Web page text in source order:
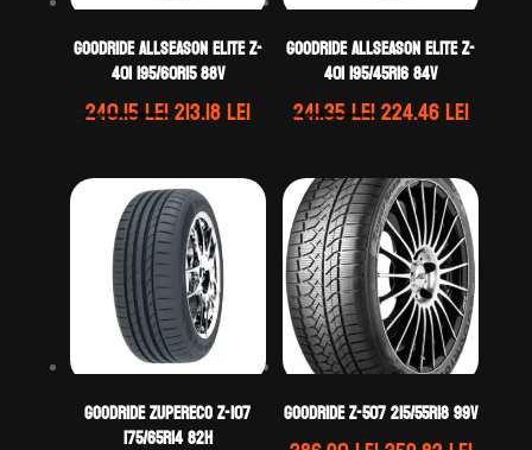
GOODRIDE ALLSEASON ELITE Z-
401 195/60R15 88V
240.15leiPrețul
a
fost:
240.15 lei.
213.18leiPrețul
este:
213.18 lei.
GOODRIDE ALLSEASON ELITE Z-
401 195/45R16 84V
241.35leiPrețul
a
fost:
241.35 lei.
224.46leiPrețul
este:
GOODRIDE ZUPERECO Z-107
175/65R14 82H
GOODRIDE Z-507 215/55R18 99V